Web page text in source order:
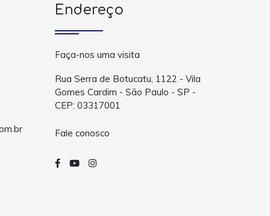
Endereço
Faça-nos uma visita
Rua Serra de Botucatu, 1122 - Vila
Gomes Cardim - São Paulo - SP -
CEP: 03317001
Fale conosco